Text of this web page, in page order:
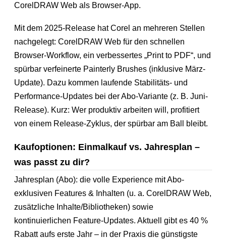
CorelDRAW Web als Browser-App.
Mit dem 2025-Release hat Corel an mehreren Stellen
nachgelegt: CorelDRAW Web für den schnellen
Browser-Workflow, ein verbessertes „Print to PDF“, und
spürbar verfeinerte Painterly Brushes (inklusive März-
Update). Dazu kommen laufende Stabilitäts- und
Performance-Updates bei der Abo-Variante (z. B. Juni-
Release). Kurz: Wer produktiv arbeiten will, profitiert
von einem Release-Zyklus, der spürbar am Ball bleibt.
Kaufoptionen: Einmalkauf vs. Jahresplan –
was passt zu dir?
Jahresplan (Abo): die volle Experience mit Abo-
exklusiven Features & Inhalten (u. a. CorelDRAW Web,
zusätzliche Inhalte/Bibliotheken) sowie
kontinuierlichen Feature-Updates. Aktuell gibt es 40 %
Rabatt aufs erste Jahr – in der Praxis die günstigste